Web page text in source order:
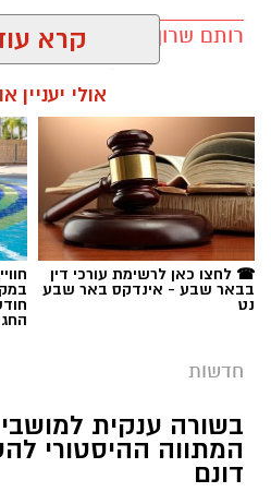
רותם שרון / 11:30 10.08.26
תגים:מדבריום
קרא
אולי יעניין
☎ לחצו כאן לרשימת עורכי דין
בבאר שבע - אינדקס באר שבע
נט
חדשות
בשורה ענקית
דונם